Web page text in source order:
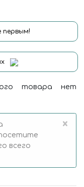
первым!
товара нет
всего
×